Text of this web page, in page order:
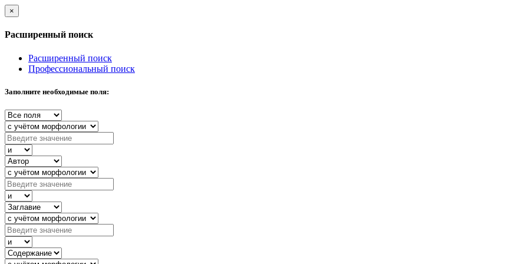
×
Расширенный поиск
Расширенный поиск
Профессиональный поиск
Заполните необходимые поля: